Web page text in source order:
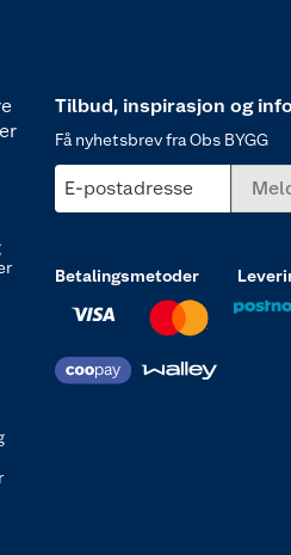
Tilbud, inspirasjon og
Få nyhetsbrev fra Obs BYGG
E-postadresse
Betalingsmetoder